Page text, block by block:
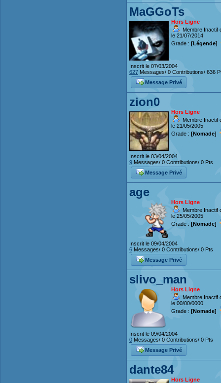
MaGGoTs
Hors Ligne
Membre Inactif
le 21/07/2014
Grade : [Légende]
Inscrit le 07/03/2004
627 Messages/ 0 Contributions/ 636
Message Privé
zion0
Hors Ligne
Membre Inactif
le 21/05/2005
Grade : [Nomade]
Inscrit le 03/04/2004
9 Messages/ 0 Contributions/ 0 Pts
Message Privé
age
Hors Ligne
Membre Inactif
le 25/05/2005
Grade : [Nomade]
Inscrit le 09/04/2004
6 Messages/ 0 Contributions/ 0 Pts
Message Privé
slivo_man
Hors Ligne
Membre Inactif
le 00/00/0000
Grade : [Nomade]
Inscrit le 09/04/2004
0 Messages/ 0 Contributions/ 0 Pts
Message Privé
dante84
Hors Ligne